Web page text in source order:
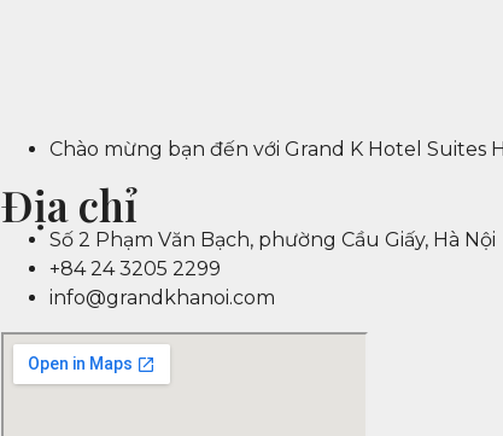
Chào mừng bạn đến với Grand K Hotel Suites
Địa chỉ
Số 2 Phạm Văn Bạch, phường Cầu Giấy, Hà Nội
+84 24 3205 2299
info@grandkhanoi.com